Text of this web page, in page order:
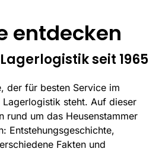
entdecken
seit 1965
der für besten Service im
steht. Auf dieser
rund um das Heusenstammer
Entstehungsgeschichte,
Fakten und